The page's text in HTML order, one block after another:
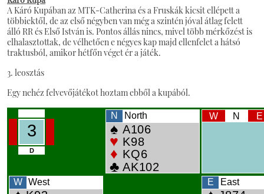
A Káró Kupában az MTK-Catherina és a Fruskák kicsit ellépett a
többiektől, de az első négyben van még a szintén jóval átlag felett
álló RR és Első István is. Pontos állás nincs, mivel több mérkőzést is
elhalasztottak, de vélhetően e négyes kap majd ellenfelet a hátsó
traktusból, amikor hétfőn véget ér a játék.
3. leosztás
Egy nehéz felvevőjátékot hoztam ebből a kupából.